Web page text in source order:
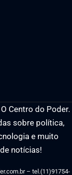
Centro do Poder.
sobre política,
e muito
notícias!
– tel.(11)91754-